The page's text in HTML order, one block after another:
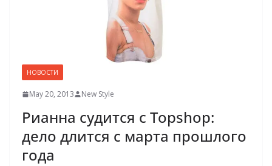
НОВОСТИ
May 20, 2013 New Style
Рианна судится с Topshop:
дело длится с марта прошлого
года